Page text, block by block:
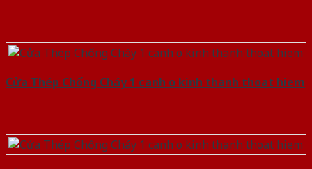
Cửa Thép Chống Cháy 1 canh o kinh thanh thoat hiem